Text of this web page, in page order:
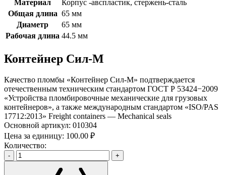
Материал
Корпус -авспластик, стержень-сталь
Общая длина 65 мм
Диаметр
65 мм
Рабочая длина 44.5 мм
Контейнер Сил-М
Качество пломбы «Контейнер Сил-М» подтверждается
отечественным техническим стандартом ГОСТ Р 53424−2009
«Устройства пломбировочные механические для грузовых
контейнеров», а также международным стандартом «ISO/PAS
17712:2013» Freight containers — Mechanical seals
Основной артикул: 010304
Цена за единицу: 100.00 ₽
Количество:
- +